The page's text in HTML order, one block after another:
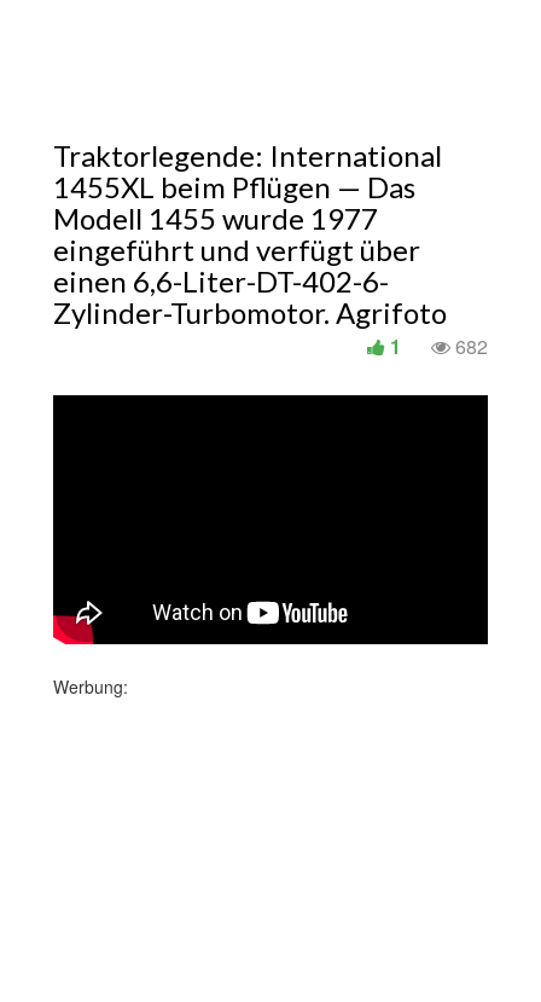
Traktorlegende: International
1455XL beim Pflügen — Das
Modell 1455 wurde 1977
eingeführt und verfügt über
einen 6,6-Liter-DT-402-6-
Zylinder-Turbomotor. Agrifoto
682
1
Werbung: